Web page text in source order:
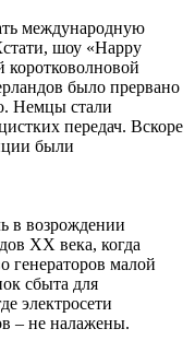
международную
шоу «Happy
коротковолновой
было прервано
Немцы стали
передач. Вскоре
были
в возрождении
XX века, когда
генераторов малой
сбыта для
электросети
– не налажены.